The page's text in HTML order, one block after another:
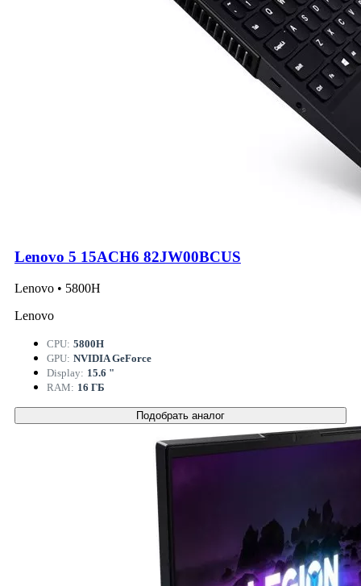
Lenovo 5 15ACH6 82JW00BCUS
Lenovo • 5800H
Lenovo
CPU: 5800H
GPU: NVIDIA GeForce
Display: 15.6 "
RAM: 16 ГБ
Подобрать аналог